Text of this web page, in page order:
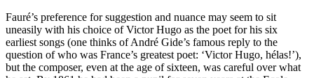
Fauré’s preference for suggestion and nuance may seem to sit
uneasily with his choice of Victor Hugo as the poet for his six
earliest songs (one thinks of André Gide’s famous reply to the
question of who was France’s greatest poet: ‘Victor Hugo, hélas!’),
but the composer, even at the age of sixteen, was careful over what